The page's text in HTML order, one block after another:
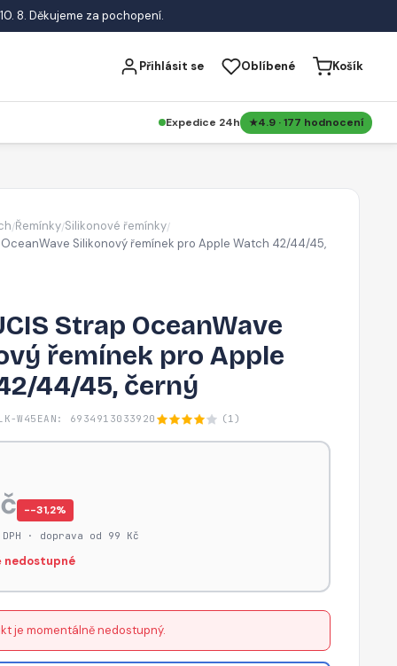
8. Děkujeme za pochopení.
Přihlásit se Oblíbené Košík
Expedice 24h 4.9 · 177 hodnocení
/Řemínky/Silikonové řemínky/
OceanWave Silikonový řemínek pro Apple Watch 42/44/45,
Strap OceanWave
řemínek pro Apple
44/45, černý
W45 EAN: 6934913033920 (1)
−-31,2%
· doprava od 99 Kč
nedostupné
je momentálně nedostupný.